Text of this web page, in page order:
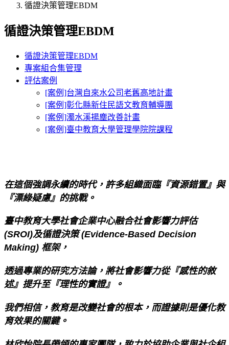
循證決策管理EBDM
循證決策管理EBDM
循證決策管理EBDM
專案組合集管理
評估案例
[案例]台灣自來水公司老舊高地計畫
[案例]彰化縣新住民語文教育輔導團
[案例]濁水溪揚塵改善計畫
[案例]臺中教育大學管理學院院課程
在這個強調永續的時代，許多組織面臨『資源錯置』與
『漂綠疑慮』的挑戰。
臺中教育大學社會企業中心融合社會影響力評估
(SROI)及循證決策 (Evidence-Based Decision
Making) 框架，
透過專業的研究方法論，將社會影響力從『感性的敘
述』提升至『理性的實證』。
我們相信，教育是改變社會的根本，而證據則是優化教
育效果的關鍵。